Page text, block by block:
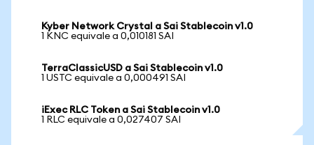
Kyber Network Crystal a Sai Stablecoin v1.0
1 KNC equivale a 0,010181 SAI
TerraClassicUSD a Sai Stablecoin v1.0
1 USTC equivale a 0,000491 SAI
iExec RLC Token a Sai Stablecoin v1.0
1 RLC equivale a 0,027407 SAI